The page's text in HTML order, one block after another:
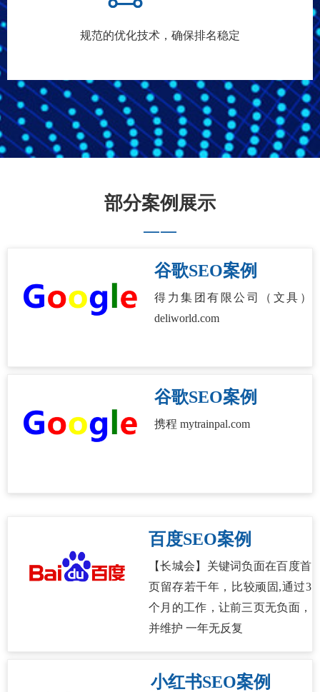
规范的优化技术，确保排名稳定
部分案例展示
——
谷歌SEO案例
得力集团有限公司（文具）
deliworld.com
谷歌SEO案例
携程 mytrainpal.com
百度SEO案例
【长城会】关键词负面在百度首
页留存若干年，比较顽固,通过3
个月的工作，让前三页无负面，
并维护 一年无反复
小红书SEO案例